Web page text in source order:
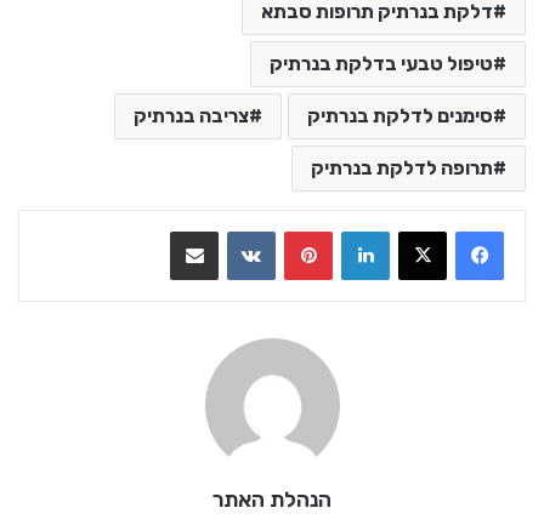
דלקת בנרתיק תרופות סבתא
טיפול טבעי בדלקת בנרתיק
סימנים לדלקת בנרתיק צריבה בנרתיק
תרופה לדלקת בנרתיק
LinkedIn
VKontakte
הנהלת האתר